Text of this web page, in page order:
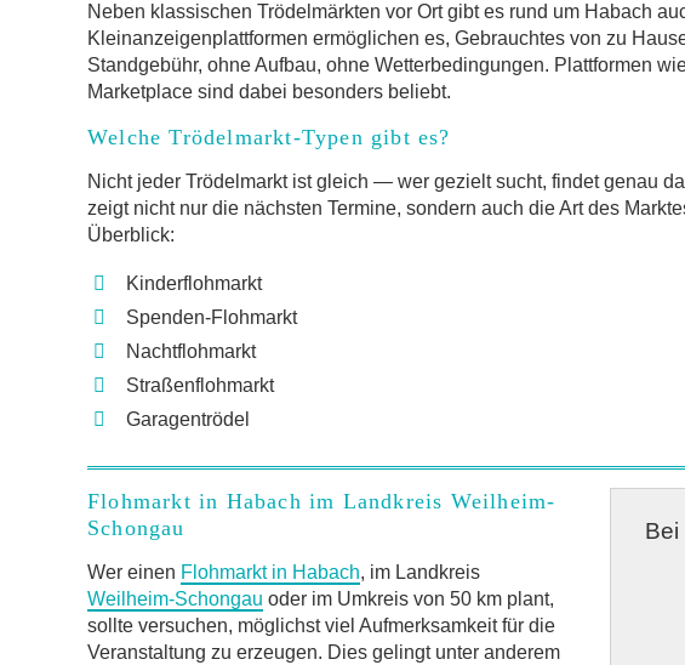
Neben klassischen Trödelmärkten vor Ort gibt es rund um Habach
Kleinanzeigenplattformen ermöglichen es, Gebrauchtes von zu
Standgebühr, ohne Aufbau, ohne Wetterbedingungen. Plattformen
Marketplace sind dabei besonders beliebt.
Welche Trödelmarkt-Typen gibt es?
Nicht jeder Trödelmarkt ist gleich — wer gezielt sucht, findet genau
zeigt nicht nur die nächsten Termine, sondern auch die Art des
Überblick:
Kinderflohmarkt
Spenden-Flohmarkt
Nachtflohmarkt
Straßenflohmarkt
Garagentrödel
Flohmarkt in Habach im Landkreis Weilheim-
Schongau
Wer einen Flohmarkt in Habach, im Landkreis
Weilheim-Schongau oder im Umkreis von 50 km plant,
sollte versuchen, möglichst viel Aufmerksamkeit für die
Veranstaltung zu erzeugen. Dies gelingt unter anderem
Bei